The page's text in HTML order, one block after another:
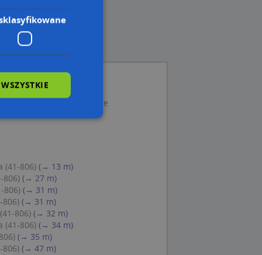
Kawika 34A, 41-800 Zabrze
(41-806) (→ 13 m)
806) (→ 27 m)
806) (→ 31 m)
806) (→ 31 m)
806) (→ 32 m)
(41-806) (→ 34 m)
(→ 35 m)
806) (→ 47 m)
użytkownika i
Script.com
zgody
aby baner